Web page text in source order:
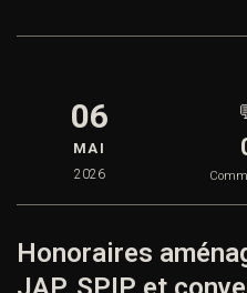
06
MAI
2026
Honoraires